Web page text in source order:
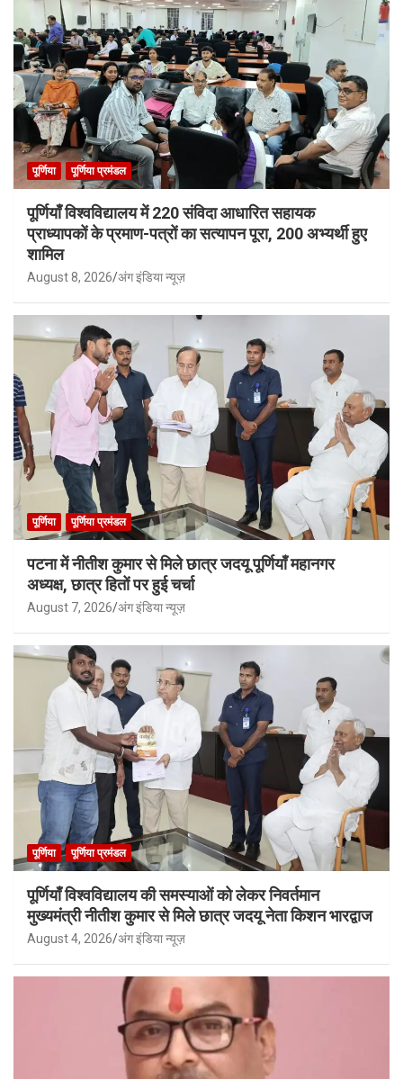
पूर्णिया पूर्णिया प्रमंडल
पूर्णियाँ विश्वविद्यालय में 220 संविदा आधारित सहायक
प्राध्यापकों के प्रमाण-पत्रों का सत्यापन पूरा, 200 अभ्यर्थी हुए
शामिल
August 8, 2026 अंग इंडिया न्यूज़
पूर्णिया पूर्णिया प्रमंडल
पटना में नीतीश कुमार से मिले छात्र जदयू पूर्णियाँ महानगर
अध्यक्ष, छात्र हितों पर हुई चर्चा
August 7, 2026 अंग इंडिया न्यूज़
पूर्णिया पूर्णिया प्रमंडल
पूर्णियाँ विश्वविद्यालय की समस्याओं को लेकर निवर्तमान
मुख्यमंत्री नीतीश कुमार से मिले छात्र जदयू नेता किशन भारद्वाज
August 4, 2026 अंग इंडिया न्यूज़